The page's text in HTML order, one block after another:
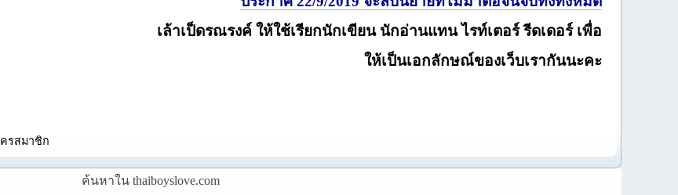
เล้าเป็ดรณรงค์ ให้ใช้เรียกนักเขียน นักอ่านแทน ไรท์เตอร์ รีดเดอร์ เพื่อ
ให้เป็นเอกลักษณ์ของเว็บเรากันนะคะ
รสมาชิก
ค้นหาใน thaiboyslove.com